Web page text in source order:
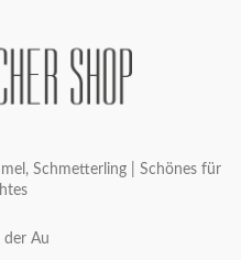
Schmetterling | Schönes für
der Au